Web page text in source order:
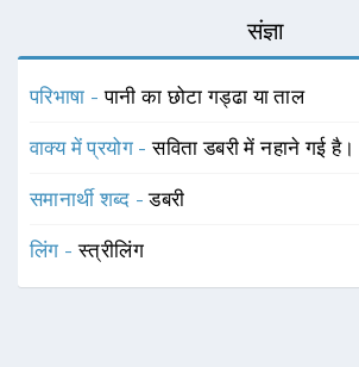
संज्ञा
परिभाषा -पानी का छोटा गड्ढा या ताल
वाक्य में प्रयोग -सविता डबरी में नहाने गई है।
समानार्थी शब्द -डबरी
लिंग -स्त्रीलिंग